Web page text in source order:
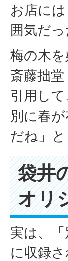
お店に
囲気だっ
梅の木
斎藤拙
引用し
別に春
だね」
袋井
オリ
実は、
に収録さ